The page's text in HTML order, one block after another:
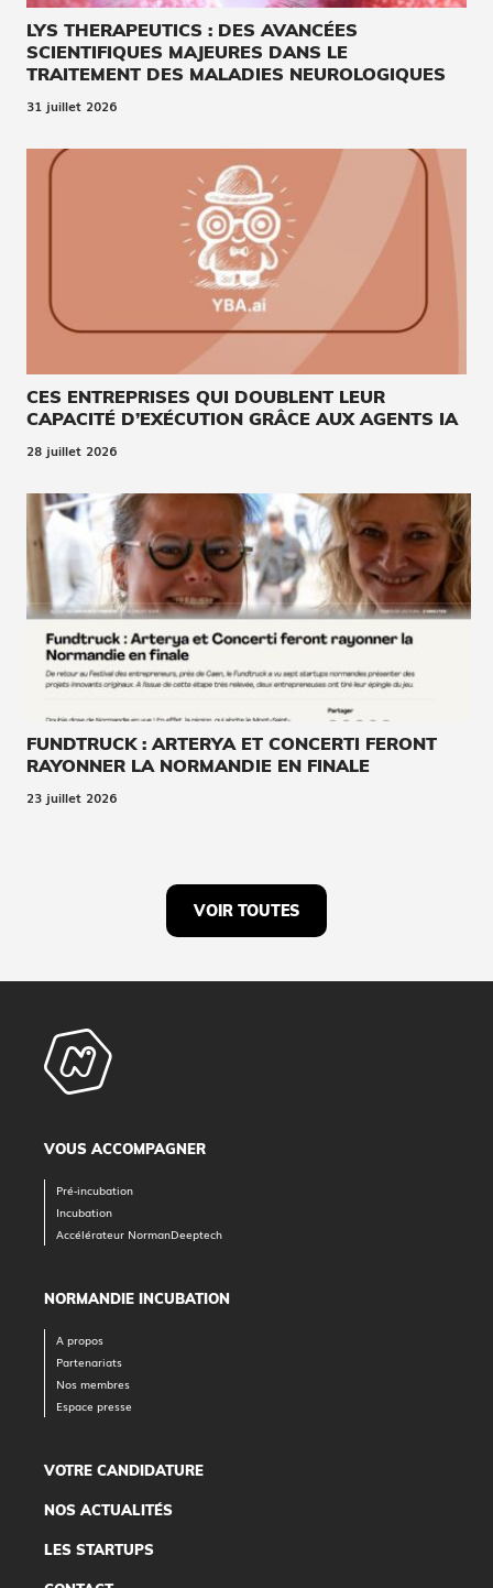
LYS THERAPEUTICS : DES AVANCÉES
SCIENTIFIQUES MAJEURES DANS LE
TRAITEMENT DES MALADIES NEUROLOGIQUES
31 juillet 2026
CES ENTREPRISES QUI DOUBLENT LEUR
CAPACITÉ D’EXÉCUTION GRÂCE AUX AGENTS IA
28 juillet 2026
FUNDTRUCK : ARTERYA ET CONCERTI FERONT
RAYONNER LA NORMANDIE EN FINALE
23 juillet 2026
VOIR TOUTES
VOUS ACCOMPAGNER
Pré-incubation
Incubation
Accélérateur NormanDeeptech
NORMANDIE INCUBATION
A propos
Partenariats
Nos membres
Espace presse
VOTRE CANDIDATURE
NOS ACTUALITÉS
LES STARTUPS